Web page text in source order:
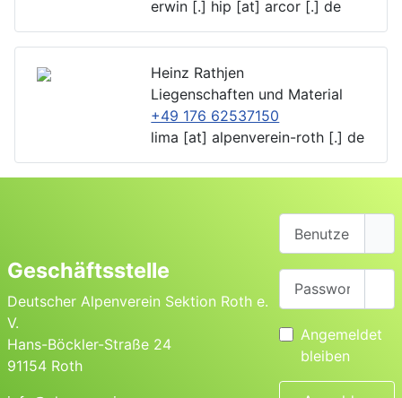
erwin [.] hip [at] arcor [.] de
Heinz Rathjen
Liegenschaften und Material
+49 176 62537150
lima [at] alpenverein-roth [.] de
Geschäftsstelle
Deutscher Alpenverein Sektion Roth e.
V.
Hans-Böckler-Straße 24
91154 Roth
Angemeldet
bleiben